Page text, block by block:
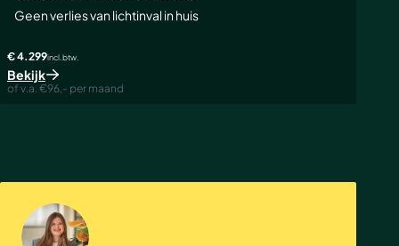
Geen verlies van lichtinval in huis
€ 4.299incl. btw.
Bekijk
of v.a. €96,- per maand